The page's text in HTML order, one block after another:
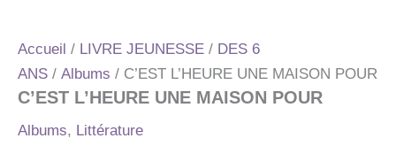
Accueil / LIVRE JEUNESSE / DES 6
ANS / Albums / C’EST L’HEURE UNE MAISON POUR
C’EST L’HEURE UNE MAISON POUR
Albums, Littérature